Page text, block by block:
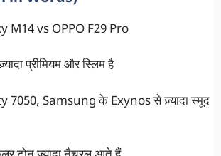
M14 vs OPPO F29 Pro
प्रीमियम और स्लिम है
7050, Samsung के Exynos से ज़्यादा स्मूद